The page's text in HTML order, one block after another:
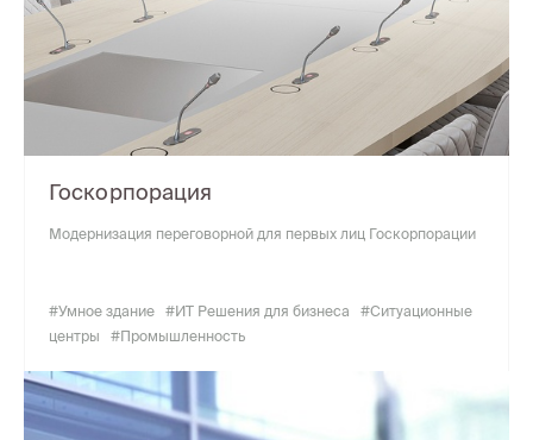
Госкорпорация
Модернизация переговорной для первых лиц Госкорпорации
#Умное здание #ИТ Решения для бизнеса
#Ситуационные
центры
#Промышленность